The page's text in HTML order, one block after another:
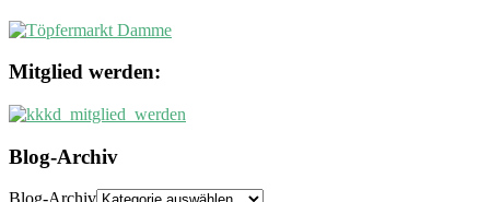
Mitglied werden:
Blog-Archiv